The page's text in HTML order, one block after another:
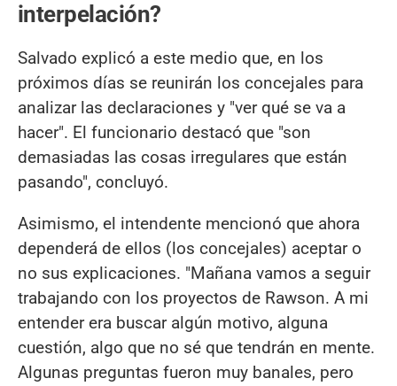
interpelación?
Salvado explicó a este medio que, en los
próximos días se reunirán los concejales para
analizar las declaraciones y "ver qué se va a
hacer". El funcionario destacó que "son
demasiadas las cosas irregulares que están
pasando", concluyó.
Asimismo, el intendente mencionó que ahora
dependerá de ellos (los concejales) aceptar o
no sus explicaciones. "Mañana vamos a seguir
trabajando con los proyectos de Rawson. A mi
entender era buscar algún motivo, alguna
cuestión, algo que no sé que tendrán en mente.
Algunas preguntas fueron muy banales, pero